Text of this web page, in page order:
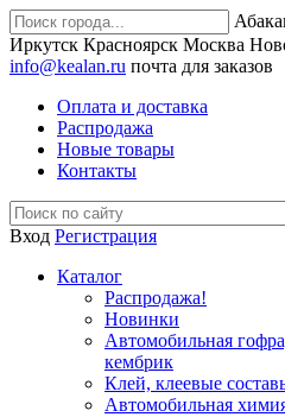
Иркутск Красноярск Москва
info@kealan.ru почта для заказов
Оплата и доставка
Распродажа
Новые товары
Контакты
Вход Регистрация
Каталог
Распродажа!
Новинки
Автомобильная
кембрик
Клей, клеевые
Автомобильная